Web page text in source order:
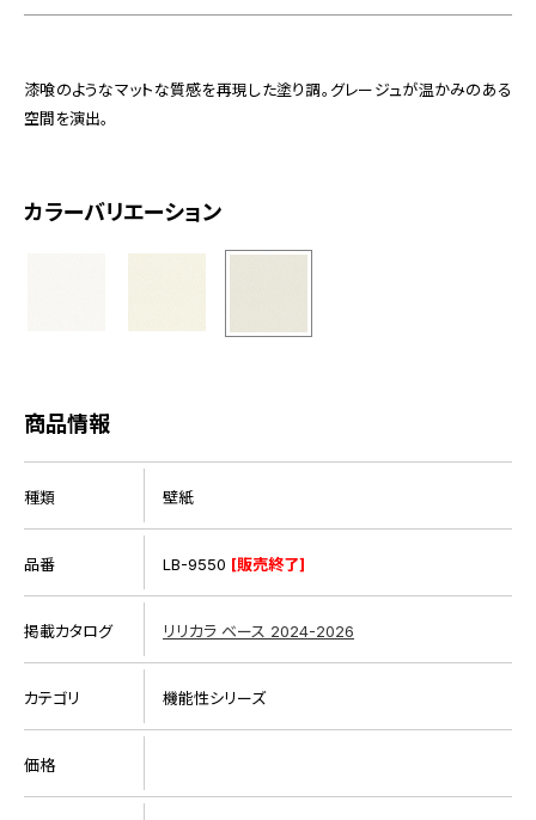
漆喰のようなマットな質感を再現した塗り調。グレージュが温かみのある
空間を演出。
カラーバリエーション
商品情報
種類 壁紙
品番 LB-9550 [販売終了]
掲載カタログ リリカラ ベース 2024-2026
カテゴリ 機能性シリーズ
価格